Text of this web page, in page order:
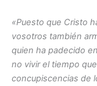
«Puesto que Cristo
vosotros también
quien ha padecido
no vivir el tiempo
concupiscencias de